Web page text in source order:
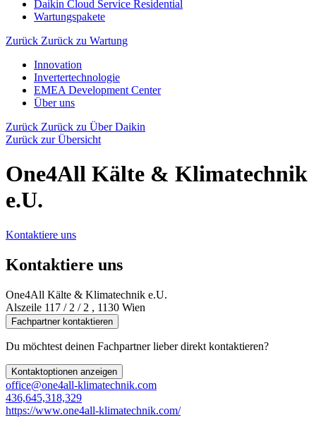
Daikin Cloud Service Residential
Wartungspakete
Zurück Zurück zu Wartung
Innovation
Invertertechnologie
EMEA Development Center
Über uns
Zurück Zurück zu Über Daikin
Zurück zur Übersicht
One4All Kälte & Klimatechnik
e.U.
Kontaktiere uns
Kontaktiere uns
One4All Kälte & Klimatechnik e.U.
Alszeile 117 / 2 / 2 , 1130 Wien
Fachpartner kontaktieren
Du möchtest deinen Fachpartner lieber direkt kontaktieren?
Kontaktoptionen anzeigen
office@one4all-klimatechnik.com
436,645,318,329
https://www.one4all-klimatechnik.com/